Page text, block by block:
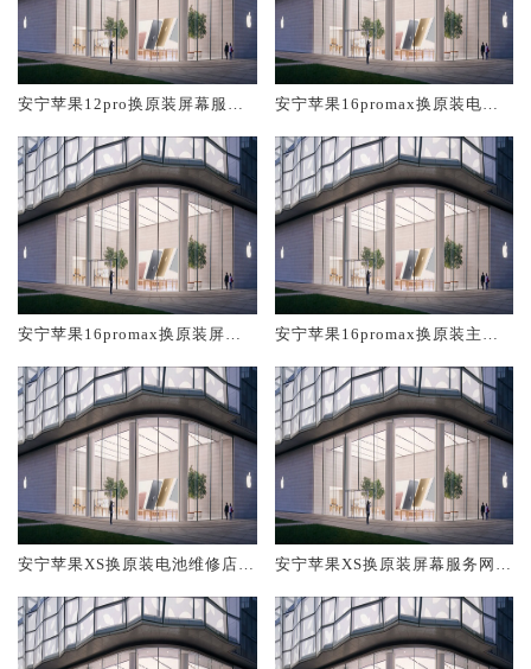
安宁苹果12pro换原装屏幕服务
安宁苹果16promax换原装电池
安宁苹果16promax换原装屏幕
安宁苹果16promax换原装主板
安宁苹果XS换原装电池维修店大
安宁苹果XS换原装屏幕服务网点